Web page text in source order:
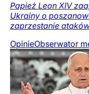
Papież Leon XIV
Ukrainy o
zaprzestanie
OpinieObserwator